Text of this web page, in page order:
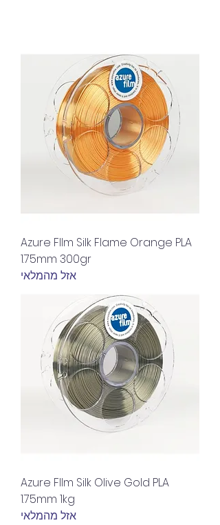
Azure FIlm Silk Flame Orange PLA
1.75mm 300gr
אזל מהמלאי
Azure FIlm Silk Olive Gold PLA
1.75mm 1kg
אזל מהמלאי